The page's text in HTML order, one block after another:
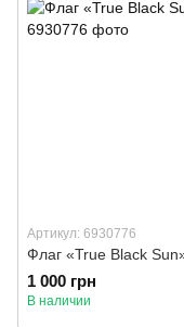
Артикул: 6930776
Флаг «True Black
1 000 грн
В наличии